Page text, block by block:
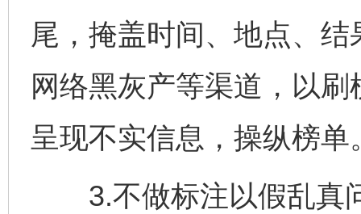
尾，掩盖时间、地点、
网络黑灰产等渠道，以
呈现不实信息，操纵榜单
3.不做标注以假乱真